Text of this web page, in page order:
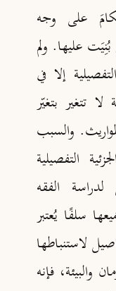
على وجه
بُنِيَت عليها. ولم
إلا في
تتغير بتغيّر
والسبب
التفصيلية
الفقه
سلفًا يُعتبر
لاستنباطها
والبيئة، فإنه